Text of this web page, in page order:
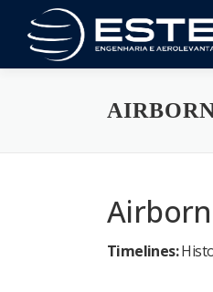
conteúdo
Timelines: